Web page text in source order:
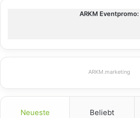
ARKM Eventpromo:
ARKM.marketing
Neueste Beliebt